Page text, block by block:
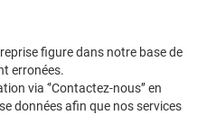
figure dans notre base de
erronées.
via ‘’Contactez-nous’’ en
données afin que nos services